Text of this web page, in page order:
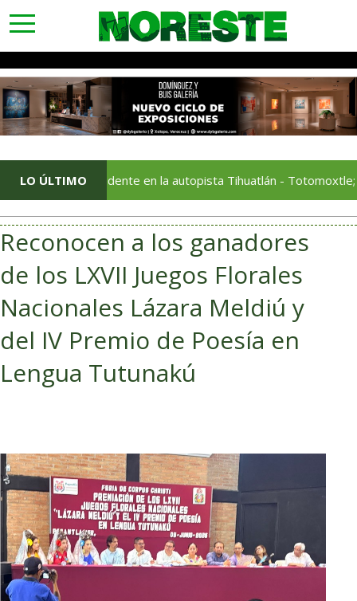
toggle
navigation
LO ÚLTIMO
accidente en la autopista Tihuatlán - Totomoxtle; un
Reconocen a los ganadores
de los LXVII Juegos Florales
Nacionales Lázara Meldiú y
del IV Premio de Poesía en
Lengua Tutunakú